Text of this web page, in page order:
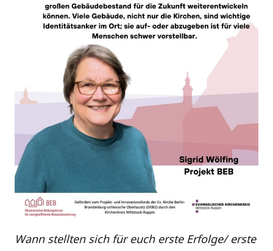
Wann stellten sich für euch erste Erfolge/ erste